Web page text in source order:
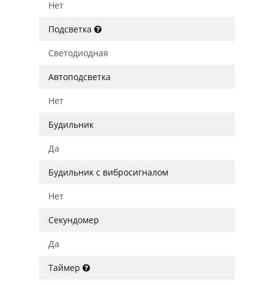
Нет
Подсветка
Светодиодная
Автоподсветка
Нет
Будильник
Да
Будильник с вибросигналом
Нет
Секундомер
Да
Таймер